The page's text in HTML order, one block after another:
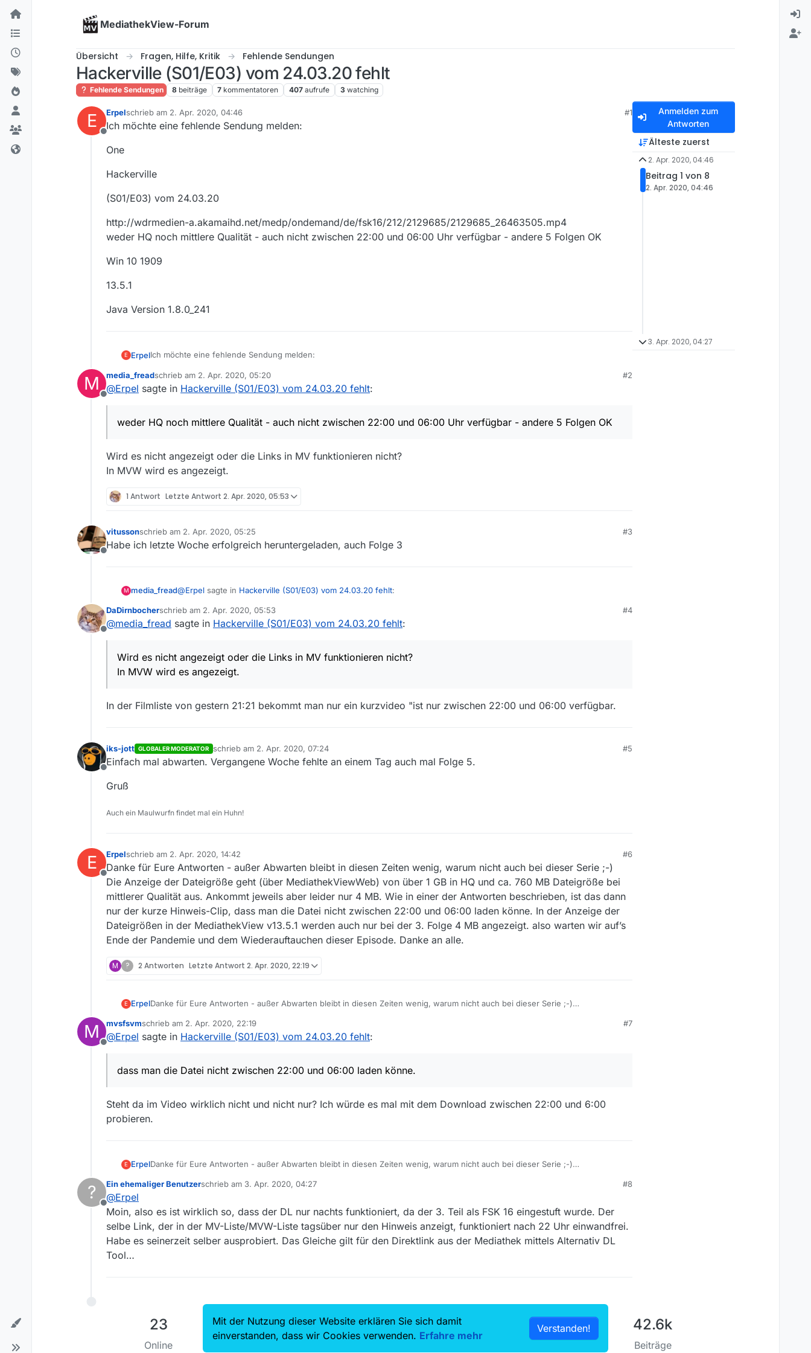
Skip to content
MediathekView-Forum
Übersicht Fragen, Hilfe, Kritik Fehlende Sendungen
Hackerville (S01/E03) vom 24.03.20 fehlt
Fehlende Sendungen 8 beiträge 7 kommentatoren 407 aufrufe 3 watching
E
Offline
Erpelschrieb am 2. Apr. 2020, 04:46
zuletzt editiert von
#1
Ich möchte eine fehlende Sendung melden:
One
Hackerville
(S01/E03) vom 24.03.20
http://wdrmedien-a.akamaihd.net/medp/ondemand/de/fsk16/212/2129685/2129685_26463505.mp4
weder HQ noch mittlere Qualität - auch nicht zwischen 22:00 und 06:00 Uhr verfügbar - andere 5 Folgen OK
Win 10 1909
13.5.1
Java Version 1.8.0_241
E ErpelIch möchte eine fehlende Sendung melden:
One
(S01/E03) vom 24.03.20
weder HQ noch mittlere Qualität - auch nicht zwischen 22:00 und 06:00 Uhr verfügbar - andere 5 Folgen OK
Win 10 1909
13.5.1
M
Offline
media_freadschrieb am 2. Apr. 2020, 05:20
zuletzt editiert von
#2
@Erpel sagte in Hackerville (S01/E03) vom 24.03.20 fehlt:
weder HQ noch mittlere Qualität - auch nicht zwischen 22:00 und 06:00 Uhr verfügbar - andere 5 Folgen OK
Wird es nicht angezeigt oder die Links in MV funktionieren nicht?
In MVW wird es angezeigt.
1 Antwort Letzte Antwort 2. Apr. 2020, 05:53
Offline
vitussonschrieb am 2. Apr. 2020, 05:25
zuletzt editiert von
#3
Habe ich letzte Woche erfolgreich heruntergeladen, auch Folge 3
M media_fread@Erpel sagte in Hackerville (S01/E03) vom 24.03.20 fehlt:
weder HQ noch mittlere Qualität - auch nicht zwischen 22:00 und 06:00 Uhr verfügbar - andere 5 Folgen OK
Wird es nicht angezeigt oder die Links in MV funktionieren nicht?
In MVW wird es angezeigt.
Offline
DaDirnbocherschrieb am 2. Apr. 2020, 05:53
zuletzt editiert von
#4
@media_fread sagte in Hackerville (S01/E03) vom 24.03.20 fehlt:
Wird es nicht angezeigt oder die Links in MV funktionieren nicht?
In MVW wird es angezeigt.
In der Filmliste von gestern 21:21 bekommt man nur ein kurzvideo "ist nur zwischen 22:00 und 06:00 verfügbar.
Offline
iks-jott GLOBALER MODERATOR schrieb am 2. Apr. 2020, 07:24
zuletzt editiert von
#5
Einfach mal abwarten. Vergangene Woche fehlte an einem Tag auch mal Folge 5.
Gruß
Auch ein Maulwurfn findet mal ein Huhn!
E
Offline
Erpelschrieb am 2. Apr. 2020, 14:42
zuletzt editiert von
#6
Danke für Eure Antworten - außer Abwarten bleibt in diesen Zeiten wenig, warum nicht auch bei dieser Serie ;-)
Die Anzeige der Dateigröße geht (über MediathekViewWeb) von über 1 GB in HQ und ca. 760 MB Dateigröße bei
mittlerer Qualität aus. Ankommt jeweils aber leider nur 4 MB. Wie in einer der Antworten beschrieben, ist das dann
nur der kurze Hinweis-Clip, dass man die Datei nicht zwischen 22:00 und 06:00 laden könne. In der Anzeige der
Dateigrößen in der MediathekView v13.5.1 werden auch nur bei der 3. Folge 4 MB angezeigt. also warten wir auf’s
Ende der Pandemie und dem Wiederauftauchen dieser Episode. Danke an alle.
M ? 2 Antworten Letzte Antwort 2. Apr. 2020, 22:19
E ErpelDanke für Eure Antworten - außer Abwarten bleibt in diesen Zeiten wenig, warum nicht auch bei dieser Serie ;-)
Qualität aus. Ankommt jeweils aber leider nur 4 MB. Wie in einer der Antworten beschrieben, ist das dann nur der kurze
Hinweis-Clip, dass man die Datei nicht zwischen 22:00 und 06:00 laden könne. In der Anzeige der Dateigrößen in der
M
Offline
mvsfsvmschrieb am 2. Apr. 2020, 22:19
zuletzt editiert von
#7
@Erpel sagte in Hackerville (S01/E03) vom 24.03.20 fehlt:
dass man die Datei nicht zwischen 22:00 und 06:00 laden könne.
Steht da im Video wirklich nicht und nicht nur? Ich würde es mal mit dem Download zwischen 22:00 und 6:00
probieren.
E ErpelDanke für Eure Antworten - außer Abwarten bleibt in diesen Zeiten wenig, warum nicht auch bei dieser Serie ;-)
Qualität aus. Ankommt jeweils aber leider nur 4 MB. Wie in einer der Antworten beschrieben, ist das dann nur der kurze
MediathekView v13.5.1 werden auch nur bei der 3. Folge 4 MB angezeigt. also warten wir auf’s Ende der Pandemie und dem
Wiederauftauchen dieser Episode. Danke an alle.
?
Offline
Ein ehemaliger Benutzerschrieb am 3. Apr. 2020, 04:27
zuletzt editiert von
#8
@Erpel
Moin, also es ist wirklich so, dass der DL nur nachts funktioniert, da der 3. Teil als FSK 16 eingestuft wurde. Der
selbe Link, der in der MV-Liste/MVW-Liste tagsüber nur den Hinweis anzeigt, funktioniert nach 22 Uhr einwandfrei.
Habe es seinerzeit selber ausprobiert. Das Gleiche gilt für den Direktlink aus der Mediathek mittels Alternativ DL
Tool…
Anmelden zum
Antworten
Älteste zuerst
2. Apr. 2020, 04:46
Beitrag 1 von 8
2. Apr. 2020, 04:46
3. Apr. 2020, 04:27
23
Online
7.5k 42.6k
Beiträge
Mit der Nutzung dieser Website erklären Sie sich damit
einverstanden, dass wir Cookies verwenden. Erfahre mehr
Verstanden!